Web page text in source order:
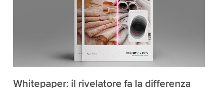
Whitepaper: il rivelatore fa la differenza